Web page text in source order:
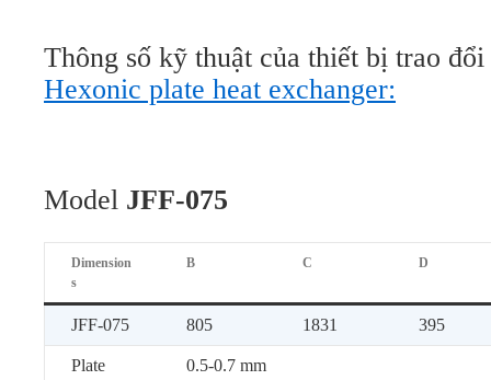
Thông số kỹ thuật của thiết bị trao
Hexonic plate heat exchanger:
Model JFF-075
Dimension
s
B C D
JFF-075 805 1831 395
Plate
0.5-0.7 mm